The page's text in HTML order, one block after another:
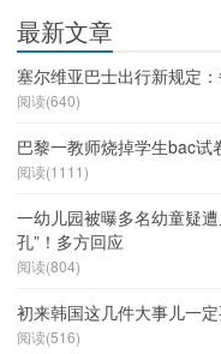
最新文章
塞尔维亚巴士出行新规定
阅读(640)
巴黎一教师烧掉学生bac试
阅读(1111)
一幼儿园被曝多名幼童疑
孔”！多方回应
阅读(804)
初来韩国这几件大事儿一
阅读(516)